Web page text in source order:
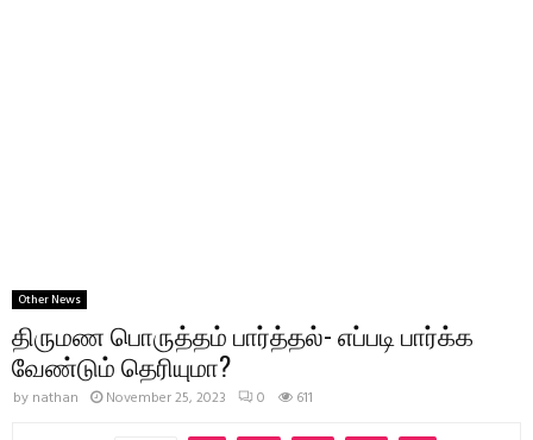
Other News
திருமண பொருத்தம் பார்த்தல்- எப்படி பார்க்க
வேண்டும் தெரியுமா?
by nathan November 25, 2023 0 611